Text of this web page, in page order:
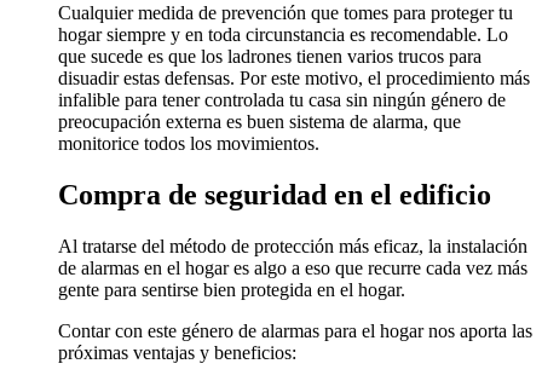
Cualquier medida de prevención que tomes para proteger tu
hogar siempre y en toda circunstancia es recomendable. Lo
que sucede es que los ladrones tienen varios trucos para
disuadir estas defensas. Por este motivo, el procedimiento más
infalible para tener controlada tu casa sin ningún género de
preocupación externa es buen sistema de alarma, que
monitorice todos los movimientos.
Compra de seguridad en el edificio
Al tratarse del método de protección más eficaz, la instalación
de alarmas en el hogar es algo a eso que recurre cada vez más
gente para sentirse bien protegida en el hogar.
Contar con este género de alarmas para el hogar nos aporta las
próximas ventajas y beneficios: